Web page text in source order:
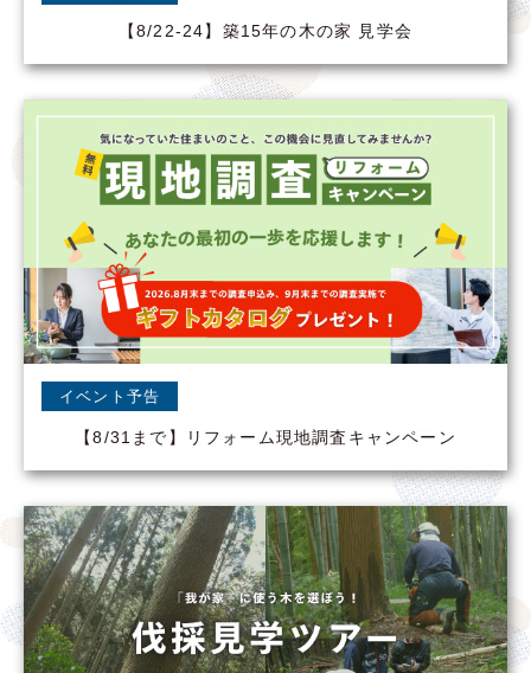
【8/22-24】築15年の木の家 見学会
イベント予告
【8/31まで】リフォーム現地調査キャンペーン